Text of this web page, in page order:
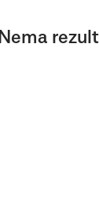
Nema